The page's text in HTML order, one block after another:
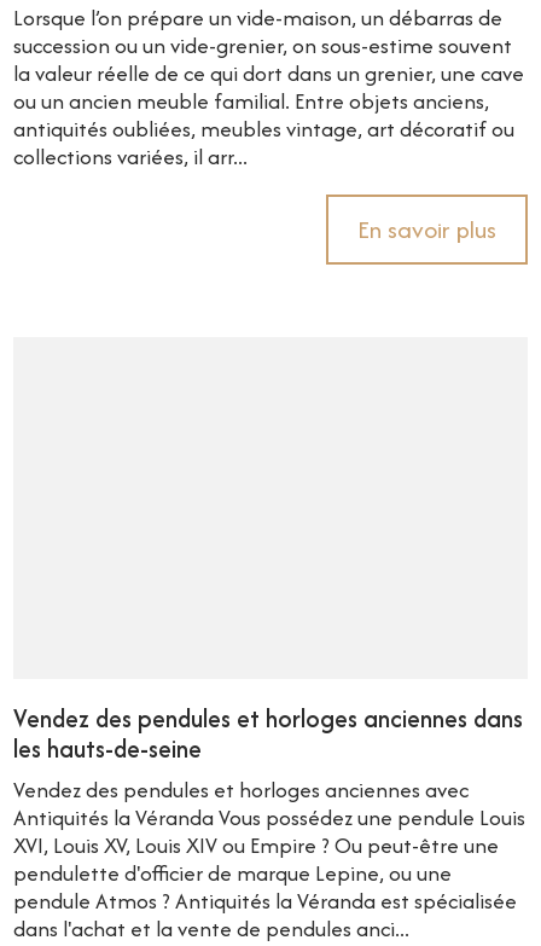
Lorsque l’on prépare un vide-maison, un débarras de
succession ou un vide-grenier, on sous-estime souvent
la valeur réelle de ce qui dort dans un grenier, une cave
ou un ancien meuble familial. Entre objets anciens,
antiquités oubliées, meubles vintage, art décoratif ou
collections variées, il arr...
En savoir plus
Vendez des pendules et horloges anciennes dans
les hauts-de-seine
Vendez des pendules et horloges anciennes avec
Antiquités la Véranda Vous possédez une pendule Louis
XVI, Louis XV, Louis XIV ou Empire ? Ou peut-être une
pendulette d'officier de marque Lepine, ou une
pendule Atmos ? Antiquités la Véranda est spécialisée
dans l'achat et la vente de pendules anci...